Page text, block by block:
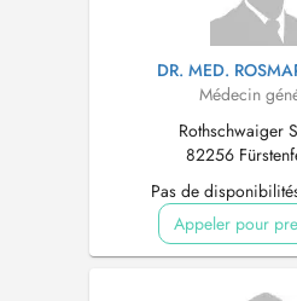
DR. MED.
Médecin
Rothschwaiger
82256
Pas de
Appeler pour